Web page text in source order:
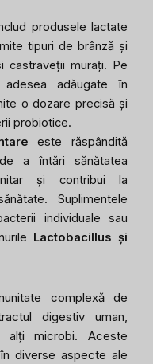
produsele lactate
tipuri de brânză și
castraveții murați. Pe
adăugate în
o dozare precisă și
probiotice.
este răspândită
a întări sănătatea
și contribui la
Suplimentele
individuale sau
Lactobacillus și
complexă de
digestiv uman,
alți microbi. Aceste
diverse aspecte ale